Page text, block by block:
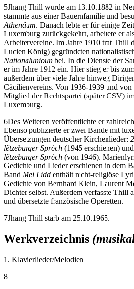
5Jhang Thill wurde am 13.10.1882 in
stammte aus einer Bauernfamilie und
Athenäum. Danach lebte er für einige
Luxemburg zurückgekehrt, arbeitete er
Arbeitervereine. Im Jahre 1910 trat Thill
Lucien König) gegründeten
Nationalunioun bei. In die Dienste der
er im Jahre 1912 ein. Hier stieg er bis
außerdem über viele Jahre hinweg
Cäcilienvereins. Von 1936-1939 und von
Mitglied der Rechtspartei (später CSV)
Luxemburg.
6Des Weiteren veröffentlichte er
Ebenso publizierte er zwei Bände mit
Übersetzungen deutscher Kirchenlieder:
lëtzeburger Sprôch (1945 erschienen) und
lëtzeburger Sprôch (von 1946).
Gedichte und Lieder erschienen in dem
Band Mei Lidd enthält nicht-religiöse
Gedichte von Bernhard Klein, Laurent
Dichter selbst. Außerdem verfasste Thill
und übersetzte französische Operetten.
7Jhang Thill starb am 25.10.1965.
Werkverzeichnis
1. Klavierlieder/Melodien
8